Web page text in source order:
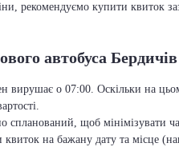
рекомендуємо купити квиток
автобуса
вирушає о 07:00. Оскільки на
спланований, щоб мінімізувати
на бажану дату та місце